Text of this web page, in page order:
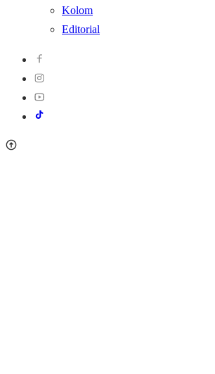
Kolom
Editorial